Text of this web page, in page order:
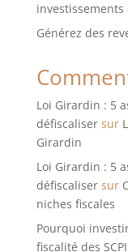
Générez des
Loi Girardin : 5
défiscalisersur
Girardin
Loi Girardin : 5
défiscalisersur
niches fiscales
Pourquoi
fiscalité des